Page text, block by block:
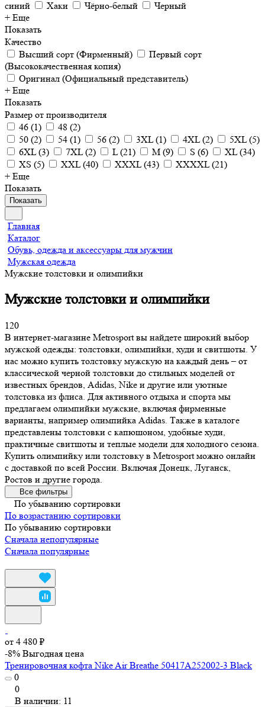
синий Хаки Чёрно-белый
Черный
+ Еще
Показать
Качество
Высший сорт (Фирменный)
Первый сорт
(Высококачественная копия)
Оригинал (Официальный представитель)
+ Еще
Показать
Размер от производителя
46 (1) 48 (2)
50 (2) 54 (1) 56 (2) 3XL(1) 4XL(2) 5XL(5)
6XL(3) 7XL(2) L(21) M (9) S (6) XL(34)
XS (5) XXL(40) XXXL(43) XXXXL(21)
+ Еще
Показать
Показать
Главная
Каталог
Обувь, одежда и аксессуары для мужчин
Мужская одежда
Мужские толстовки и олимпийки
Мужские толстовки и олимпийки
120
В интернет-магазине Metrosport вы найдете широкий выбор
мужской одежды: толстовки, олимпийки, худи и свитшоты. У
нас можно купить толстовку мужскую на каждый день – от
классической черной толстовки до стильных моделей от
известных брендов, Adidas, Nike и другие или уютные
толстовка из флиса. Для активного отдыха и спорта мы
предлагаем олимпийки мужские, включая фирменные
варианты, например олимпийка Adidas. Также в каталоге
представлены толстовки с капюшоном, удобные худи,
практичные свитшоты и теплые модели для холодного сезона.
Купить олимпийку или толстовку в Metrosport можно онлайн
с доставкой по всей России. Включая Донецк, Луганск,
Ростов и другие города.
Все фильтры
По убыванию сортировки
По возрастанию сортировки
По убыванию сортировки
Сначала непопулярные
Сначала популярные
от 4 480 ₽
-8% Выгодная цена
Тренировочная кофта Nike Air Breathe 50417A252002-3 Black
0
0
В наличии: 11